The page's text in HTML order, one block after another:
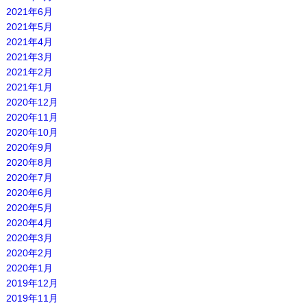
2021年6月
2021年5月
2021年4月
2021年3月
2021年2月
2021年1月
2020年12月
2020年11月
2020年10月
2020年9月
2020年8月
2020年7月
2020年6月
2020年5月
2020年4月
2020年3月
2020年2月
2020年1月
2019年12月
2019年11月